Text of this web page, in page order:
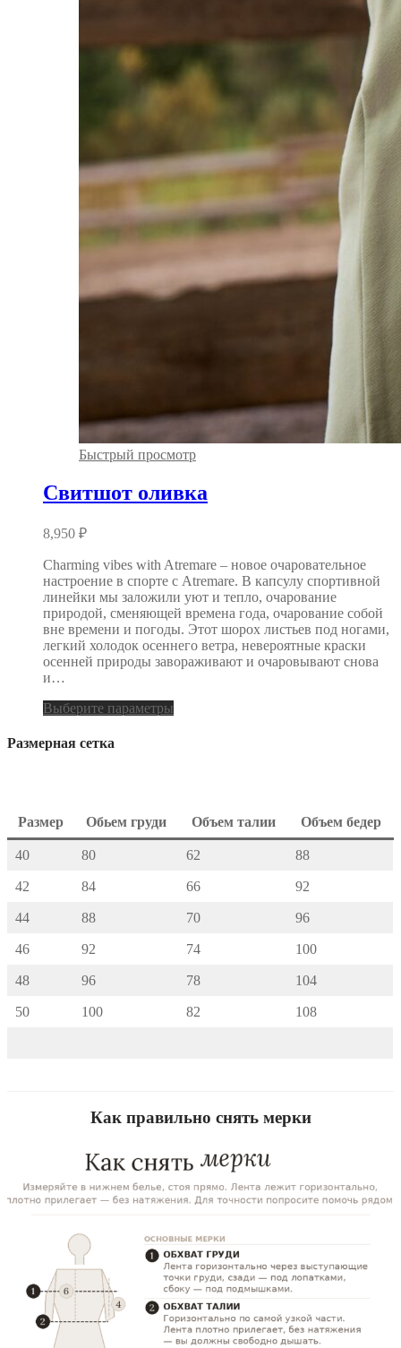
Быстрый просмотр
Свитшот оливка
8,950 ₽
Charming vibes with Atremare – новое очаровательное
настроение в спорте с Atremare. В капсулу спортивной
линейки мы заложили уют и тепло, очарование
природой, сменяющей времена года, очарование собой
вне времени и погоды. Этот шорох листьев под ногами,
легкий холодок осеннего ветра, невероятные краски
осенней природы завораживают и очаровывают снова
и…
Выберите параметры
Размерная сетка
Размер Обьем груди Объем талии Объем бедер
40 80 62 88
42 84 66 92
44 88 70 96
46 92 74 100
48 96 78 104
50 100 82 108
Как правильно снять мерки